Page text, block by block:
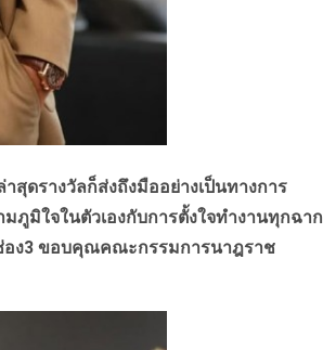
รางวัลก็ส่งถึงมืออย่างเป็นทางการ
ภูมิใจในตัวเองกับการตั้งใจทำงานทุกฉาก
อง3 ขอบคุณคณะกรรมการนาฎราช